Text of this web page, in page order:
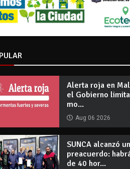
Alerta roja en
el Gobierno
mo...
Aug 06 2026
SUNCA alcanzó un
preacuerdo:
de 40 hor...